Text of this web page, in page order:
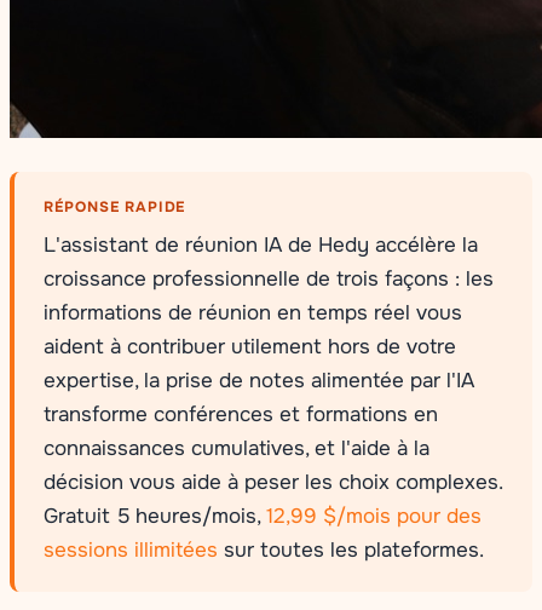
RÉPONSE RAPIDE
L'assistant de réunion IA de Hedy accélère la
croissance professionnelle de trois façons : les
informations de réunion en temps réel vous
aident à contribuer utilement hors de votre
expertise, la prise de notes alimentée par l'IA
transforme conférences et formations en
connaissances cumulatives, et l'aide à la
décision vous aide à peser les choix complexes.
Gratuit 5 heures/mois,12,99 $/mois pour des
sessions illimitées sur toutes les plateformes.